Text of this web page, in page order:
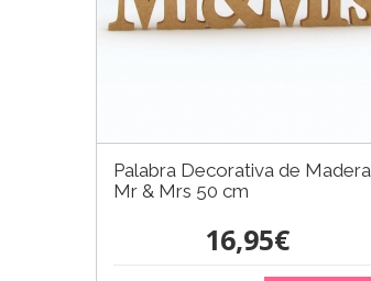
Palabra Decorativa de Madera
Mr & Mrs 50 cm
16,95€